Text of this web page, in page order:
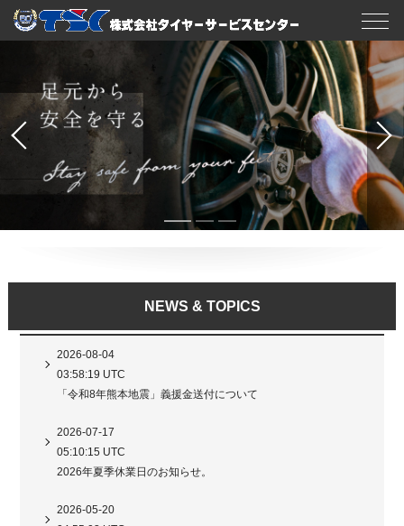
NEWS & TOPICS
2026-08-04
03:58:19 UTC
「令和8年熊本地震」義援金送付について
2026-07-17
05:10:15 UTC
2026年夏季休業日のお知らせ。
2026-05-20